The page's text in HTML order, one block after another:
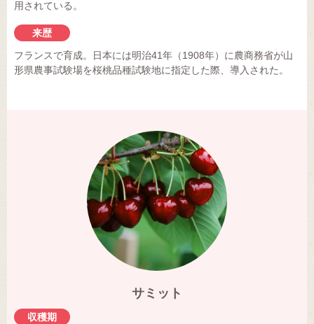
用されている。
来歴
フランスで育成。日本には明治41年（1908年）に農商務省が山
形県農事試験場を桜桃品種試験地に指定した際、導入された。
サミット
収穫期